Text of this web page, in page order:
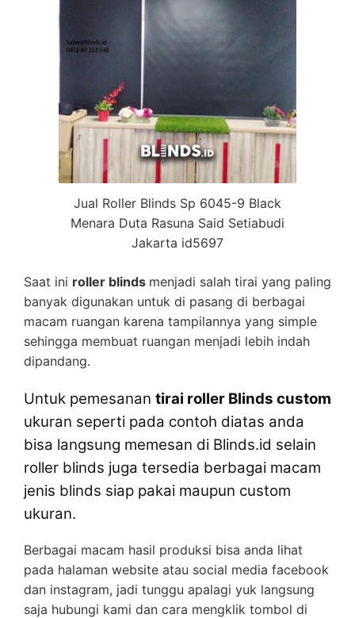
Jual Roller Blinds Sp 6045-9 Black
Menara Duta Rasuna Said Setiabudi
Jakarta id5697
Saat ini roller blinds menjadi salah tirai yang paling
banyak digunakan untuk di pasang di berbagai
macam ruangan karena tampilannya yang simple
sehingga membuat ruangan menjadi lebih indah
dipandang.
Untuk pemesanan tirai roller Blinds custom
ukuran seperti pada contoh diatas anda
bisa langsung memesan di Blinds.id selain
roller blinds juga tersedia berbagai macam
jenis blinds siap pakai maupun custom
ukuran.
Berbagai macam hasil produksi bisa anda lihat
pada halaman website atau social media facebook
dan instagram, jadi tunggu apalagi yuk langsung
saja hubungi kami dan cara mengklik tombol di